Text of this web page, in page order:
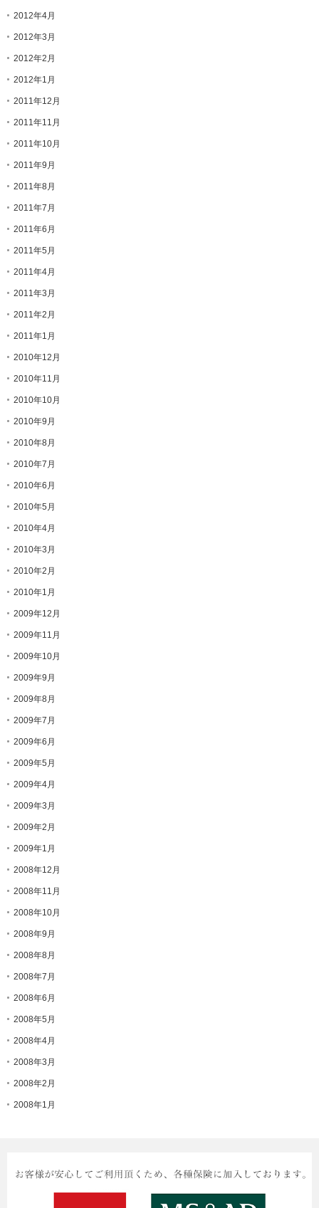
2012年4月
2012年3月
2012年2月
2012年1月
2011年12月
2011年11月
2011年10月
2011年9月
2011年8月
2011年7月
2011年6月
2011年5月
2011年4月
2011年3月
2011年2月
2011年1月
2010年12月
2010年11月
2010年10月
2010年9月
2010年8月
2010年7月
2010年6月
2010年5月
2010年4月
2010年3月
2010年2月
2010年1月
2009年12月
2009年11月
2009年10月
2009年9月
2009年8月
2009年7月
2009年6月
2009年5月
2009年4月
2009年3月
2009年2月
2009年1月
2008年12月
2008年11月
2008年10月
2008年9月
2008年8月
2008年7月
2008年6月
2008年5月
2008年4月
2008年3月
2008年2月
2008年1月